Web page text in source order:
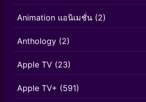
Animation แอนิเมชั่น (2)
Anthology (2)
Apple TV (23)
Apple TV+ (591)